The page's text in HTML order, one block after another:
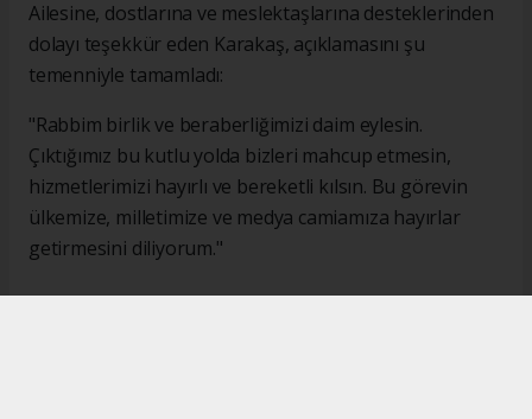
Ailesine, dostlarına ve meslektaşlarına desteklerinden
dolayı teşekkür eden Karakaş, açıklamasını şu
temenniyle tamamladı:
"Rabbim birlik ve beraberliğimizi daim eylesin.
Çıktığımız bu kutlu yolda bizleri mahcup etmesin,
hizmetlerimizi hayırlı ve bereketli kılsın. Bu görevin
ülkemize, milletimize ve medya camiamıza hayırlar
getirmesini diliyorum."